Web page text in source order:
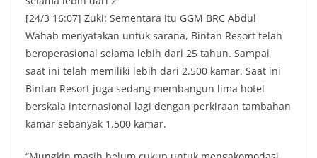
[24/3 16:07] Zuki: Sementara itu GGM BRC Abdul
Wahab menyatakan untuk sarana, Bintan Resort telah
beroperasional selama lebih dari 25 tahun. Sampai
saat ini telah memiliki lebih dari 2.500 kamar. Saat ini
Bintan Resort juga sedang membangun lima hotel
berskala internasional lagi dengan perkiraan tambahan
kamar sebanyak 1.500 kamar.